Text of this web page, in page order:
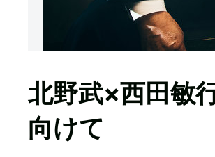
北野武×西田敏
向けて